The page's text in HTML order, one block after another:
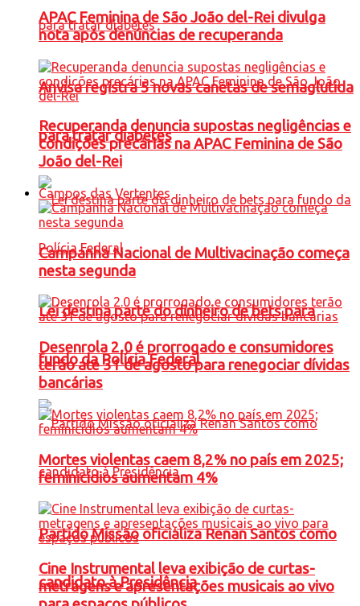
Anvisa registra 5 novas canetas de semaglutida
para tratar diabetes
Lei destina parte do dinheiro de bets para
fundo da Polícia Federal
Partido Missão oficializa Renan Santos como
candidato à Presidência
APAC Feminina de São João del-Rei divulga
nota após denúncias de recuperanda
Recuperanda denuncia supostas negligências e
condições precárias na APAC Feminina de São
João del-Rei
Campos das Vertentes
Campanha Nacional de Multivacinação começa
nesta segunda
Desenrola 2.0 é prorrogado e consumidores
terão até 31 de agosto para renegociar dívidas
bancárias
Mortes violentas caem 8,2% no país em 2025;
feminicídios aumentam 4%
Cine Instrumental leva exibição de curtas-
metragens e apresentações musicais ao vivo